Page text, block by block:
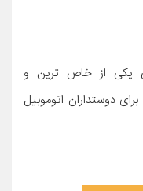
یکی از خاص ترین و
دوستداران اتوموبیل